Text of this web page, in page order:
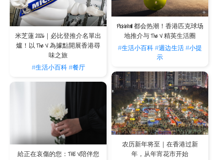
Pickleball 都会热潮！香港匹克球场
地推介与 The V 精英生活圈
#生活小百科#週边生活#小提
示
米芝蓮 2026｜必比登推介名單出
爐！以 The V 為據點開展香港尋
味之旅
#生活小百科 #餐厅
农历新年将至｜在香港过新
年，从年宵花市开始
給正在哀傷的您：THE V陪伴您